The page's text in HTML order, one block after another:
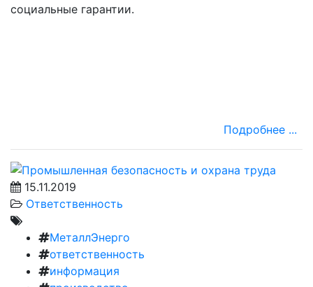
социальные гарантии.
Подробнее ...
15.11.2019
Ответственность
МеталлЭнерго
ответственность
информация